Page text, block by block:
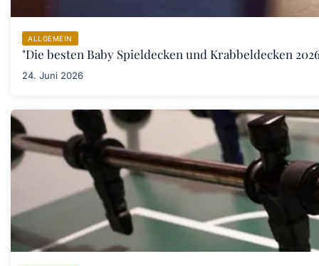
ALLGEMEIN
"Die besten Baby Spieldecken und Krabbeldecken
24. Juni 2026